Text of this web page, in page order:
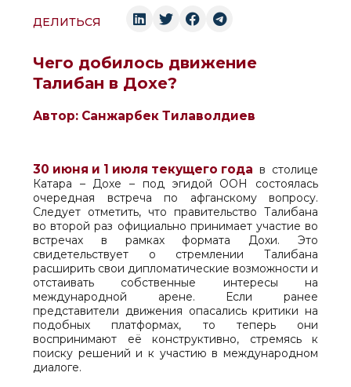
ДЕЛИТЬСЯ
Чего добилось движение
Талибан в Дохе?
Автор: Санжарбек Тилаволдиев
30 июня и 1 июля текущего года в столице
Катара – Дохе – под эгидой ООН состоялась
очередная встреча по афганскому вопросу.
Следует отметить, что правительство Талибана
во второй раз официально принимает участие во
встречах в рамках формата Дохи. Это
свидетельствует о стремлении Талибана
расширить свои дипломатические возможности и
отстаивать собственные интересы на
международной арене. Если ранее
представители движения опасались критики на
подобных платформах, то теперь они
воспринимают её конструктивно, стремясь к
поиску решений и к участию в международном
диалоге.